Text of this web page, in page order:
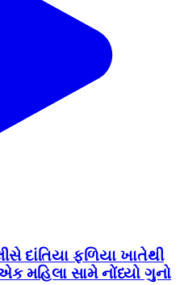
દાંતિયા ફળિયા ખાતેથી
મહિલા સામે નોંધ્યો ગુનો